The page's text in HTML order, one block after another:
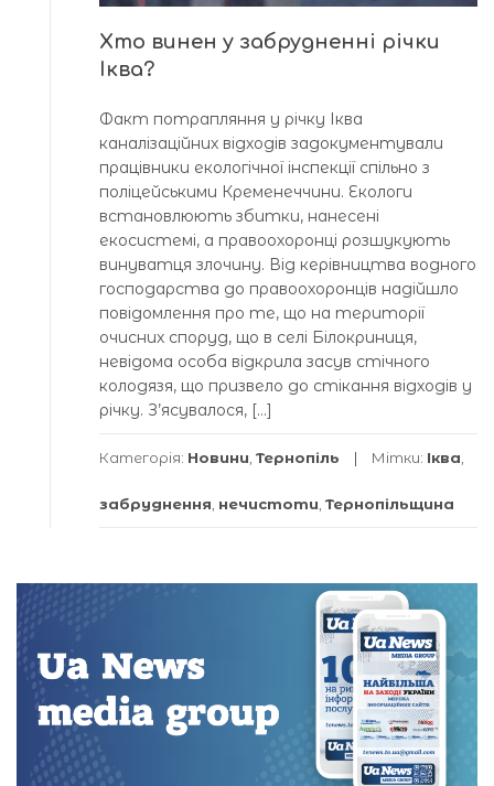
Хто винен у забрудненні річки
Іква?
Факт потрапляння у річку Іква
каналізаційних відходів задокументували
працівники екологічної інспекції спільно з
поліцейськими Кременеччини. Екологи
встановлюють збитки, нанесені
екосистемі, а правоохоронці розшукують
винуватця злочину. Від керівництва водного
господарства до правоохоронців надійшло
повідомлення про те, що на території
очисних споруд, що в селі Білокриниця,
невідома особа відкрила засув стічного
колодязя, що призвело до стікання відходів у
річку. З’ясувалося, […]
Категорія: Новини, Тернопіль Мітки: Іква,
забруднення, нечистоти, Тернопільщина